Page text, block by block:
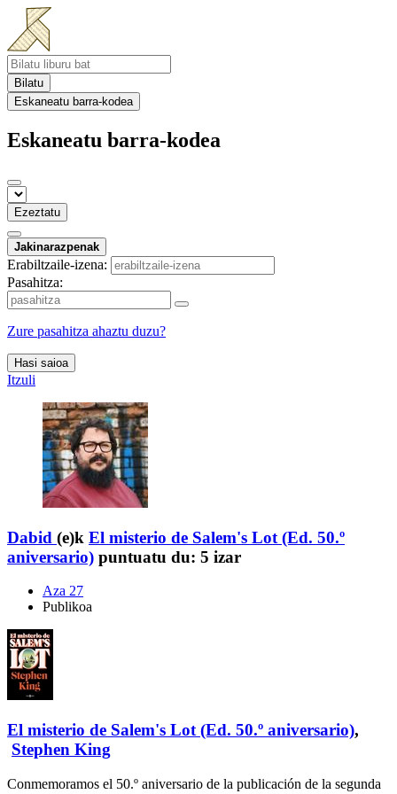
Bilatu
Eskaneatu barra-kodea
Eskaneatu barra-kodea
Ezeztatu
Jakinarazpenak
Erabiltzaile-izena:
Pasahitza:
Zure pasahitza ahaztu duzu?
Hasi saioa
Itzuli
Dabid (e)k El misterio de Salem's Lot (Ed. 50.º
aniversario) puntuatu du: 5 izar
Aza 27
Publikoa
El misterio de Salem's Lot (Ed. 50.º aniversario),
Stephen King
Conmemoramos el 50.º aniversario de la publicación de la segunda